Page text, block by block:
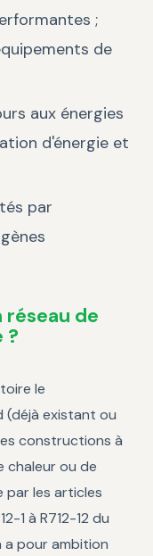
;
de
aux énergies
d'énergie et
par
réseau de
?
le
(déjà existant ou
constructions à
chaleur ou de
par les articles
1 à R712-12 du
a pour ambition